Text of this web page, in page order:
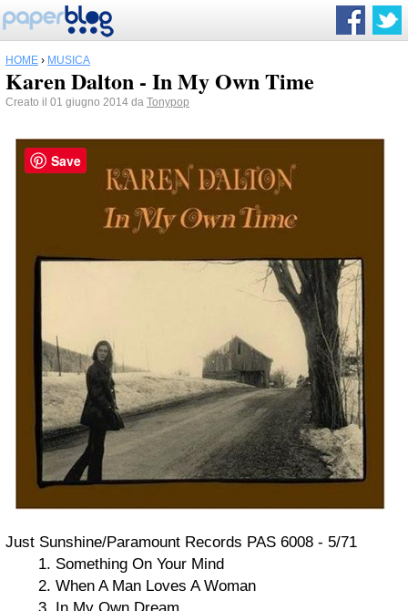
HOME › MUSICA
Karen Dalton - In My Own Time
Creato il 01 giugno 2014 da Tonypop
Just Sunshine/Paramount Records PAS 6008 - 5/71
Something On Your Mind
When A Man Loves A Woman
In My Own Dream
Save